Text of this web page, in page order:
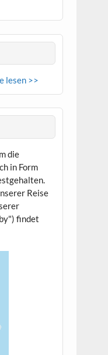
lesen >>
die
in Form
Reise
findet